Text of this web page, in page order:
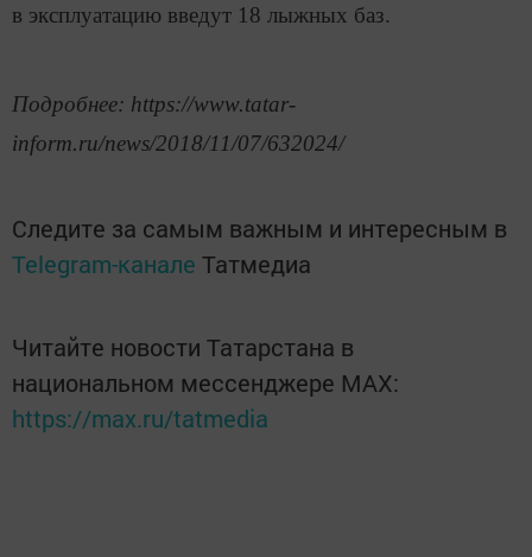
в эксплуатацию введут 18 лыжных баз.
Подробнее: https://www.tatar-
inform.ru/news/2018/11/07/632024/
Следите за самым важным и интересным в
Telegram-канале Татмедиа
Читайте новости Татарстана в
национальном мессенджере MАХ:
https://max.ru/tatmedia